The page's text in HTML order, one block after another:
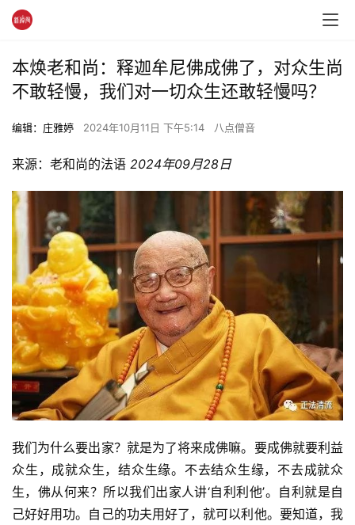
本焕老和尚：释迦牟尼佛成佛了，对众生尚
不敢轻慢，我们对一切众生还敢轻慢吗？
编辑：庄雅婷 2024年10月11日 下午5:14 八点僧音
来源： 老和尚的法语 2024年09月28日
我们为什么要出家？就是为了将来成佛嘛。要成佛就要利益
众生，成就众生，结众生缘。不去结众生缘，不去成就众
生，佛从何来？所以我们出家人讲‘自利利他’。自利就是自
己好好用功。自己的功夫用好了，就可以利他。要知道，我